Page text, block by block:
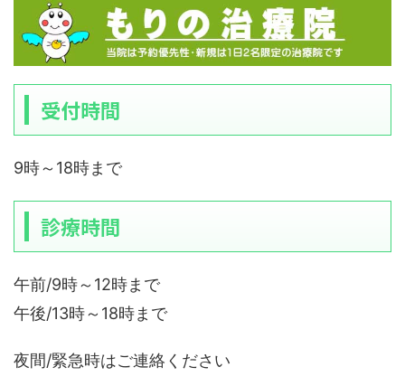
受付時間
9時～18時まで
診療時間
午前/9時～12時まで
午後/13時～18時まで
夜間/緊急時はご連絡ください